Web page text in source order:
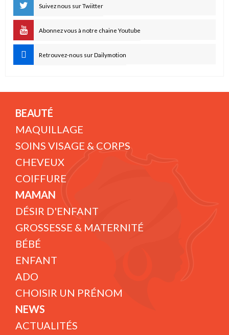
Suivez nous sur Twiitter
Abonnez vous à notre chaine Youtube
Retrouvez-nous sur Dailymotion
BEAUTÉ
MAQUILLAGE
SOINS VISAGE & CORPS
CHEVEUX
COIFFURE
MAMAN
DÉSIR D'ENFANT
GROSSESSE & MATERNITÉ
BÉBÉ
ENFANT
ADO
CHOISIR UN PRÉNOM
NEWS
ACTUALITÉS